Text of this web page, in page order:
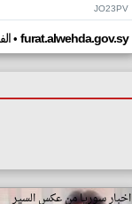
JO23PV
• furat.alwehda.gov.sy
اخبار سوريا من عكس السير